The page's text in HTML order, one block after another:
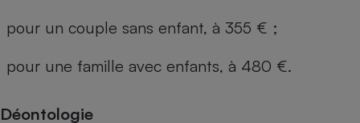
pour un couple sans enfant, à 355 € ;
pour une famille avec enfants, à 480 €.
Déontologie